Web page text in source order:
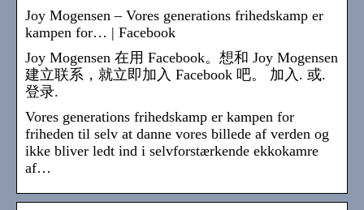
Joy Mogensen – Vores generations frihedskamp er
kampen for… | Facebook
Joy Mogensen 在用 Facebook。想和 Joy Mogensen
建立联系，就立即加入 Facebook 吧。 加入. 或.
登录.
Vores generations frihedskamp er kampen for
friheden til selv at danne vores billede af verden og
ikke bliver ledt ind i selvforstærkende ekkokamre
af…